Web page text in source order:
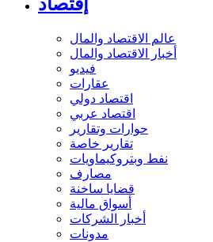
عالم الاقتصاد والمال
أخبار الاقتصاد والمال
فيديو
عقارات
اقتصاد دولي
اقتصاد عربي
حوارات وتقارير
تقارير خاصة
نفط وبتروكيماويات
مصارف
قضايا ساخنة
أسواق مالية
أخبار الشركات
مدونات